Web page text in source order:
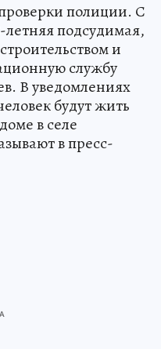
полиции. С
летняя подсудимая,
и
службу
В уведомлениях
будут жить
в селе
в пресс-